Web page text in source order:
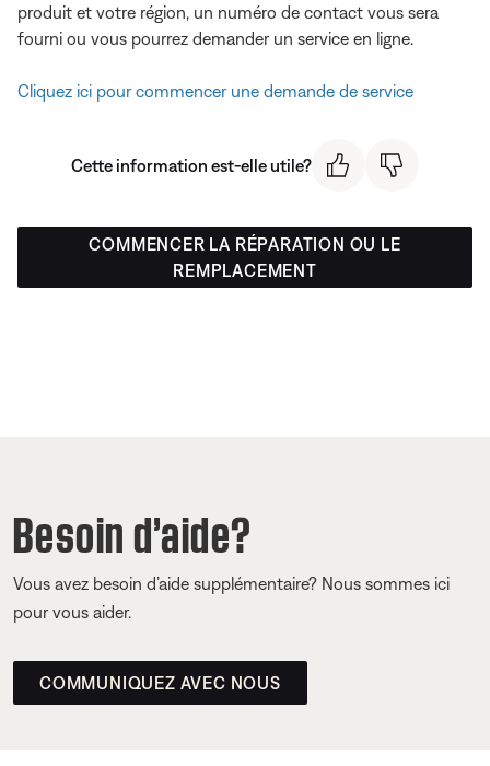
produit et votre région, un numéro de contact vous sera
fourni ou vous pourrez demander un service en ligne.
Cliquez ici pour commencer une demande de service
Cette information est-elle utile?
COMMENCER LA RÉPARATION OU LE
REMPLACEMENT
Besoin d’aide?
Vous avez besoin d’aide supplémentaire? Nous sommes ici
pour vous aider.
COMMUNIQUEZ AVEC NOUS